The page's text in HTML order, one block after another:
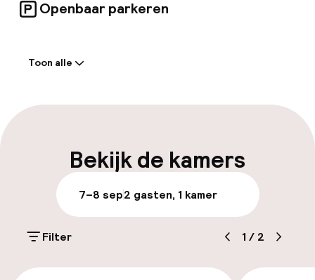
Openbaar parkeren
Meertalige medewerkers
Parkeren & mobiliteit
Parkeergelegenheid op eigen terrein
(buiten)
Toon alle
Bekijk de kamers
7–8 sep2 gasten, 1 kamer
Filter 1 / 2